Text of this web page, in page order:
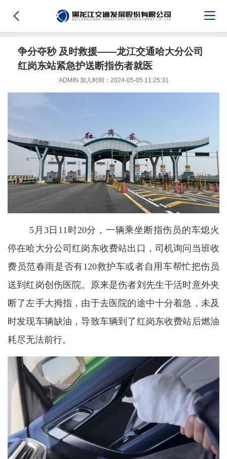
争分夺秒 及时救援——龙江交通哈大分公司
红岗东站紧急护送断指伤者就医
ADMIN 加入时间：2024-05-05 11:25:31
5月3日11时20分，一辆乘坐断指伤员的车熄火
停在哈大分公司红岗东收费站出口，司机询问当班收
费员范春雨是否有120救护车或者自用车帮忙把伤员
送到红岗创伤医院。原来是伤者刘先生干活时意外夹
断了左手大拇指，由于去医院的途中十分着急，未及
时发现车辆缺油，导致车辆到了红岗东收费站后燃油
耗尽无法前行。